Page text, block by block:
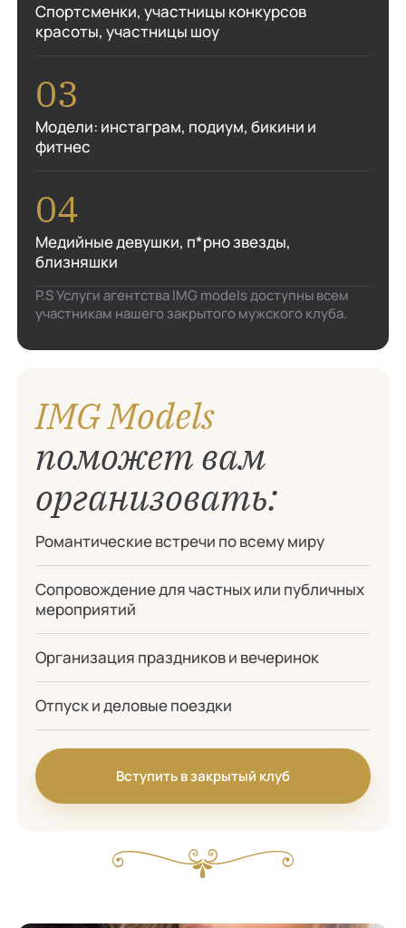
IMG Models
поможет вам
организовать:
Романтические встречи по всему миру
Сопровождение для частных или публичных
мероприятий
Организация праздников и вечеринок
Отпуск и деловые поездки
Вступить в закрытый клуб
Спортсменки, участницы конкурсов
красоты, участницы шоу
Модели: инстаграм, подиум, бикини и
фитнес
Медийные девушки, п*рно звезды,
близняшки
P.S Услуги агентства IMG models доступны всем
участникам нашего закрытого мужского клуба.